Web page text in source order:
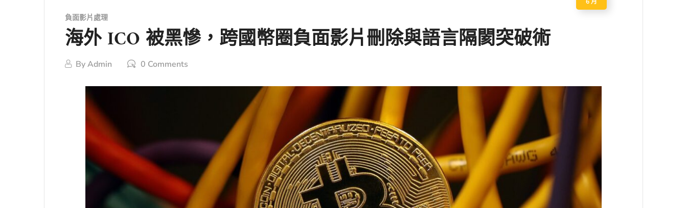
6 月
負面影片處理
海外 ICO 被黑慘，跨國幣圈負面影片刪除與語言隔閡突破術
ByAdmin 0 Comments